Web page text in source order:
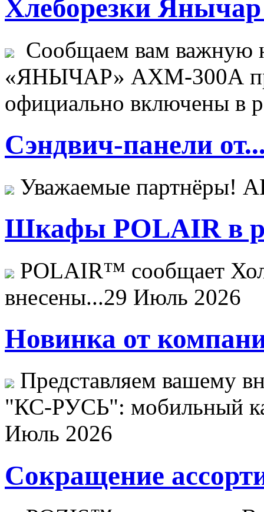
Хлеборезки Янычар
Сообщаем вам важную
«ЯНЫЧАР» АХМ-300А
официально включены в
Сэндвич-панели
Уважаемые
Шкафы POLAIR в
POLAIR™ сообщает
внесены...29 Июль 2026
Новинка от
Представляем вашему
"КС-РУСЬ": мобильный
Июль 2026
Сокращение